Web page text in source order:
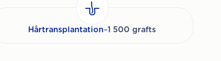
Hårtransplantation–1 500 grafts